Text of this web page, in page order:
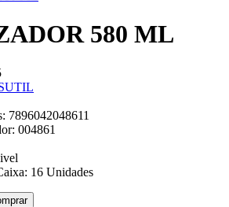
580 ML
7896042048611
004861
16 Unidades